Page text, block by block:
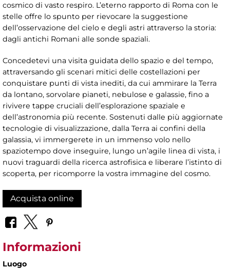
cosmico di vasto respiro. L’eterno rapporto di Roma con le
stelle offre lo spunto per rievocare la suggestione
dell’osservazione del cielo e degli astri attraverso la storia:
dagli antichi Romani alle sonde spaziali.
Concedetevi una visita guidata dello spazio e del tempo,
attraversando gli scenari mitici delle costellazioni per
conquistare punti di vista inediti, da cui ammirare la Terra
da lontano, sorvolare pianeti, nebulose e galassie, fino a
rivivere tappe cruciali dell’esplorazione spaziale e
dell’astronomia più recente. Sostenuti dalle più aggiornate
tecnologie di visualizzazione, dalla Terra ai confini della
galassia, vi immergerete in un immenso volo nello
spaziotempo dove inseguire, lungo un’agile linea di vista, i
nuovi traguardi della ricerca astrofisica e liberare l’istinto di
scoperta, per ricomporre la vostra immagine del cosmo.
Acquista online
Informazioni
Luogo